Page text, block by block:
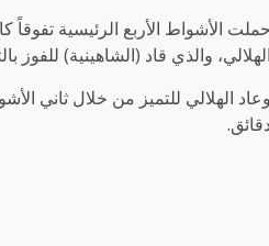
حملت الأشواط الأربع الرئيسية
الهلالي، والذي قاد (الشاهينية) للفوز